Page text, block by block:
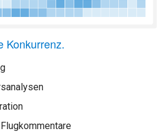
Konkurrenz.